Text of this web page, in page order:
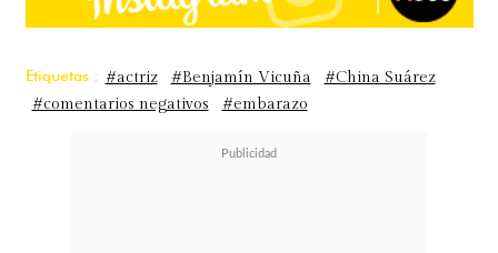
Etiquetas : #actriz #Benjamín Vicuña
#China Suárez
#comentarios negativos
#embarazo